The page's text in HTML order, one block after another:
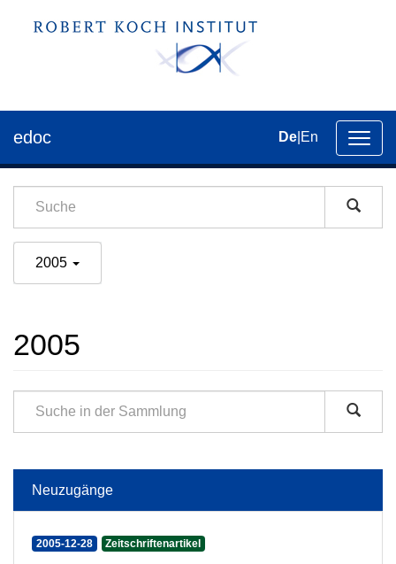
der
edoc De En
2005
2005
Neuzugänge
2005-12-28 Zeitschriftenartikel